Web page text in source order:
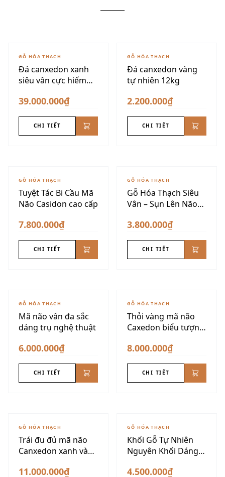
GỖ HÓA THẠCH
Đá canxedon xanh
siêu vân cực hiếm
39.000.000₫
CHI TIẾT
GỖ HÓA THẠCH
Đá canxedon vàng
tự nhiên 12kg
2.200.000₫
CHI TIẾT
GỖ HÓA THẠCH
Tuyệt Tác Bi Cầu Mã
Não Casidon cao cấp
7.800.000₫
CHI TIẾT
GỖ HÓA THẠCH
Gỗ Hóa Thạch Siêu
Vân – Sụn Lên Não
3.800.000₫
CHI TIẾT
GỖ HÓA THẠCH
Mã não vân đa sắc
dáng trụ nghệ thuật
6.000.000₫
CHI TIẾT
GỖ HÓA THẠCH
Thỏi vàng mã não
Caxedon biểu tượng
8.000.000₫
CHI TIẾT
GỖ HÓA THẠCH
Trái đu đủ mã não
Canxedon xanh vàng
11.000.000₫
GỖ HÓA THẠCH
Khối Gỗ Tự Nhiên
Nguyên Khối Dáng
4.500.000₫